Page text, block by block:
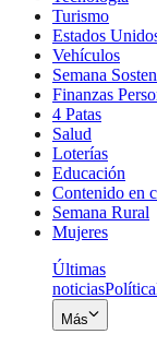
Turismo
Estados
Vehículos
Semana
Finanzas
4 Patas
Salud
Loterías
Educación
Contenido en
Semana Rural
Mujeres
Últimas
noticiasPolítica
Más